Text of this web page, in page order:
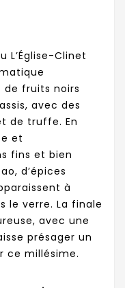
L’Église-Clinet
fruits noirs
avec des
de truffe. En
et
fins et bien
d’épices
à
le verre. La finale
avec une
présager un
ce millésime.